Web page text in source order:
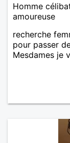
Homme
amoureuse
recherche
pour passer
Mesdames je